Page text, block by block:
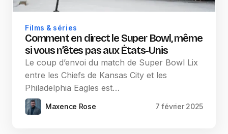
Films & séries
Comment en direct le Super Bowl, même
si vous n’êtes pas aux États-Unis
Le coup d’envoi du match de Super Bowl Lix
entre les Chiefs de Kansas City et les
Philadelphia Eagles est…
Maxence Rose 7 février 2025